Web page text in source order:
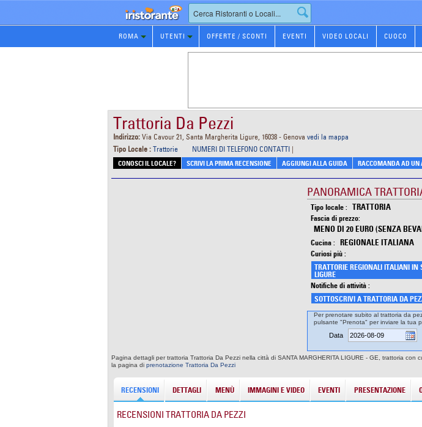
Prenotazione
Ristorante
ROMA UTENTI OFFERTE / SCONTI EVENTI VIDEO LOCALI CUOCO
Trattoria Da Pezzi
Indirizzo: Via Cavour 21, Santa Margherita Ligure, 16038 - Genova vedi la mappa
Tipo Locale : Trattorie NUMERI DI TELEFONO CONTATTI |
CONOSCI IL LOCALE? SCRIVI LA PRIMA RECENSIONE AGGIUNGI ALLA GUIDA RACCOMANDA AD UN
PANORAMICA
Tipo locale : TRATTORIA
Fascia di prezzo:
MENO DI 20 EURO (SENZA
Cucina : REGIONALE ITALIANA
Curiosi più :
TRATTORIE REGIONALI ITALIANI
LIGURE
Notifiche di attività :
SOTTOSCRIVI A TRATTORIA DA
Per prenotare subito al trattoria da
pulsante "Prenota" per inviare la tua
Data
Pagina dettagli per trattoria Trattoria Da Pezzi nella città di SANTA MARGHERITA LIGURE - GE, trattoria
la pagina di prenotazione Trattoria Da Pezzi
RECENSIONI DETTAGLI MENÙ IMMAGINI E VIDEO EVENTI PRESENTAZIONE
RECENSIONI TRATTORIA DA PEZZI